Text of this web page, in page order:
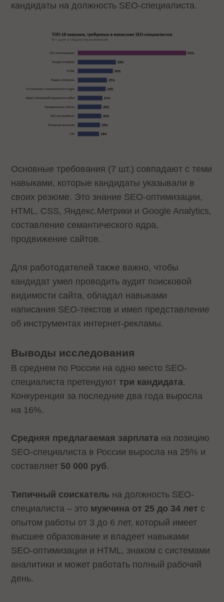
кандидаты на должность SEO-специалиста.
Основные требования (7 шт.) совпадают с теми
навыками, которые кандидаты указывали в
своих резюме. Это знание SEO-оптимизации,
HTML, CSS, Яндекс.Метрики и Google Analytics,
составление семантического ядра,
продвижение сайтов.
Для работодателей также важно, чтобы
кандидат умел проводить аудит поисковой
видимости сайта, обладал навыками
написания SEO-текстов и имел представление
об инструментах интернет-рекламы.
Выводы исследования
В среднем по России на одно место SEO-
специалиста претендуюттри кандидата.
Конкуренция за последние два года выросла
на 16%.
Средняя предлагаемая зарплата на позицию
SEO-специалиста в России выросла на 25% и
составляет 50 000 руб.
Типичный соискатель на должность SEO-
специалиста – это мужчина от 25 до 34 лет с
опытом работы от 3 до 6 лет, который имеет
высшее образование и владеет навыками
SEO-оптимизации и HTML, знаком с системами
аналитики и может работать полный рабочий
день.